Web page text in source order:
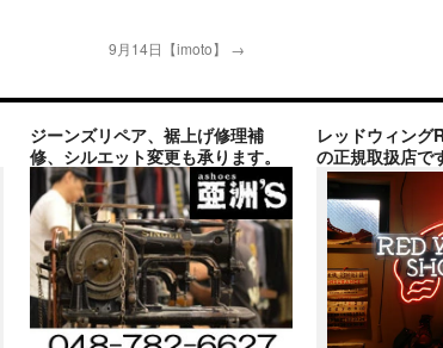
9月14日【imoto】 →
ジーンズリペア、裾上げ修理補
修、シルエット変更も承ります。
レッドウィング
の正規取扱店で